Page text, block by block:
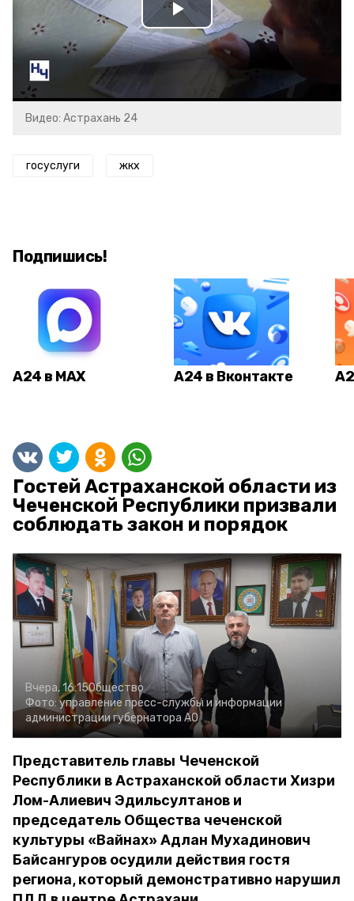
Play
Video
Видео: Астрахань 24
госуслуги жкх
Подпишись!
А24 в MAX А24 в Вконтакте
Гостей Астраханской области из
Чеченской Республики призвали
соблюдать закон и порядок
Вчера, 16:15Общество
Фото: управление пресс-службы и информации
администрации губернатора АО
Представитель главы Чеченской
Республики в Астраханской области Хизри
Лом-Алиевич Эдильсултанов и
председатель Общества чеченской
культуры «Вайнах» Адлан Мухадинович
Байсангуров осудили действия гостя
региона, который демонстративно нарушил